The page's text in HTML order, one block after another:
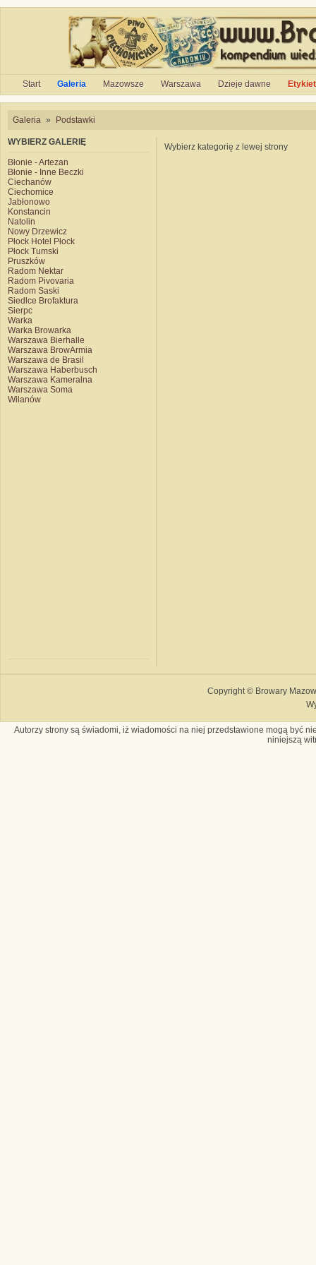
Start Galeria Mazowsze Warszawa Dzieje dawne
Galeria » Podstawki
WYBIERZ GALERIĘ
Błonie - Artezan
Błonie - Inne Beczki
Ciechanów
Ciechomice
Jabłonowo
Konstancin
Natolin
Nowy Drzewicz
Płock Hotel Płock
Płock Tumski
Pruszków
Radom Nektar
Radom Pivovaria
Radom Saski
Siedlce Brofaktura
Sierpc
Warka
Warka Browarka
Warszawa Bierhalle
Warszawa BrowArmia
Warszawa de Brasil
Warszawa Haberbusch
Warszawa Kameralna
Warszawa Soma
Wilanów
Wybierz kategorię z lewej strony
Copyright © Browary
Autorzy strony są świadomi, iż wiadomości na niej przedstawione mogą być
niniejszą